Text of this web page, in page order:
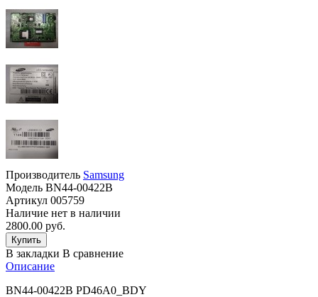
Производитель Samsung
Модель BN44-00422B
Артикул 005759
Наличие нет в наличии
2800.00 руб.
В закладки В сравнение
Описание
BN44-00422B PD46A0_BDY